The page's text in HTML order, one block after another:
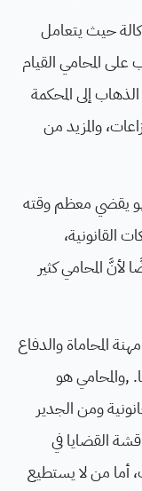
حيث يتعامل
المحامي القيام
إلى المحكمة
والمزيد من
يقضي معظم وقته
القانونية،
لأنَّ المحامي كثير
المحاماة والدفاع
,والمحامي هو
ومن الجدير
القضايا في
أما من لا يستطيع